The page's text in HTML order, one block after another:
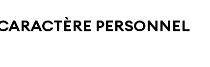
PERSONNEL